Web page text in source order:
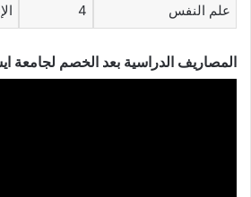
علم النفس 4
المصاريف الدراسية بعد الخصم لجامعة